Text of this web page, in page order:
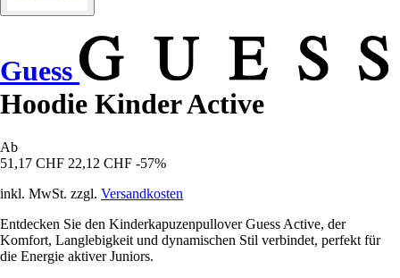
Guess
Hoodie Kinder Active
Ab
51,17 CHF 22,12 CHF -57%
inkl. MwSt. zzgl. Versandkosten
Entdecken Sie den Kinderkapuzenpullover Guess Active, der
Komfort, Langlebigkeit und dynamischen Stil verbindet, perfekt für
die Energie aktiver Juniors.